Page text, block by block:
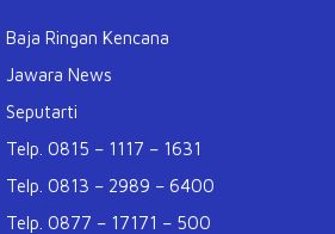
Baja Ringan Kencana
Jawara News
Seputarti
Telp. 0815 – 1117 – 1631
Telp. 0813 – 2989 – 6400
Telp. 0877 – 17171 – 500